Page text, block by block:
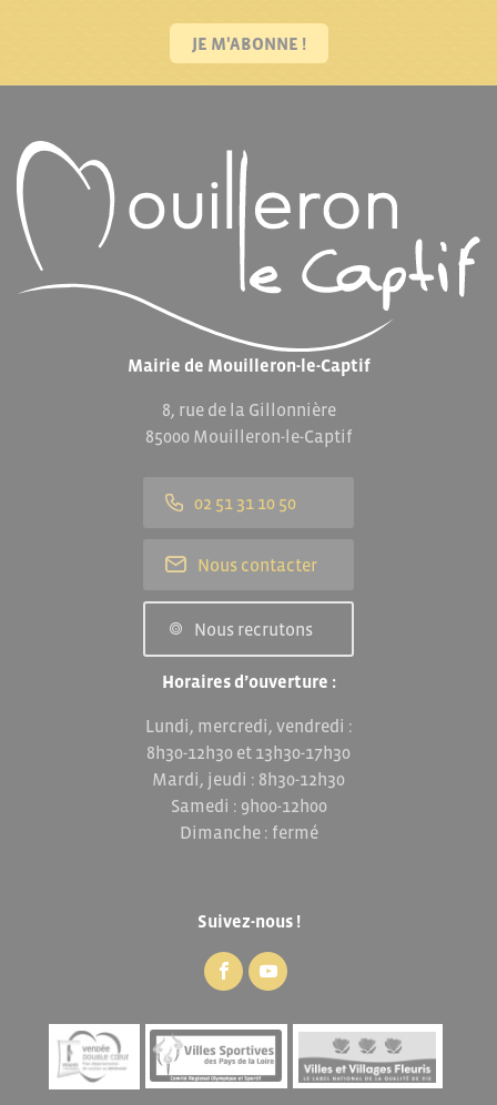
JE M'ABONNE !
Mairie de Mouilleron-le-Captif
8, rue de la Gillonnière
85000 Mouilleron-le-Captif
02 51 31 10 50
Nous contacter
Nous recrutons
Horaires d’ouverture :
Lundi, mercredi, vendredi :
8h30-12h30 et 13h30-17h30
Mardi, jeudi : 8h30-12h30
Samedi : 9h00-12h00
Dimanche : fermé
Suivez-nous !